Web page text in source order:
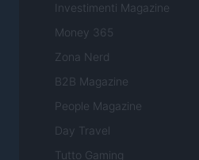
Investimenti Magazine
Money 365
Zona Nerd
B2B Magazine
People Magazine
Day Travel
Tutto Gaming